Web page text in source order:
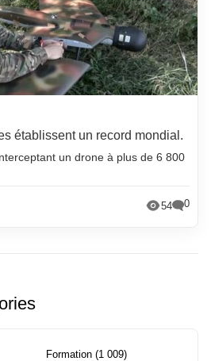
établissent un record mondial.
un drone à plus de 6 800
54 0
Formation (1 009)